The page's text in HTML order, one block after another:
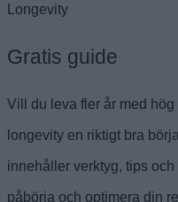
Longevity
Gratis guide
Vill du leva fler år med hög
longevity en riktigt bra
innehåller verktyg, tips
påbörja och optimera din